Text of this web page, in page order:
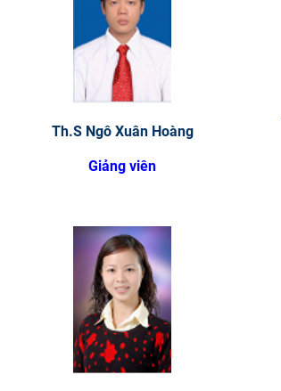
Th.S Ngô Xuân Hoàng
Giảng viên